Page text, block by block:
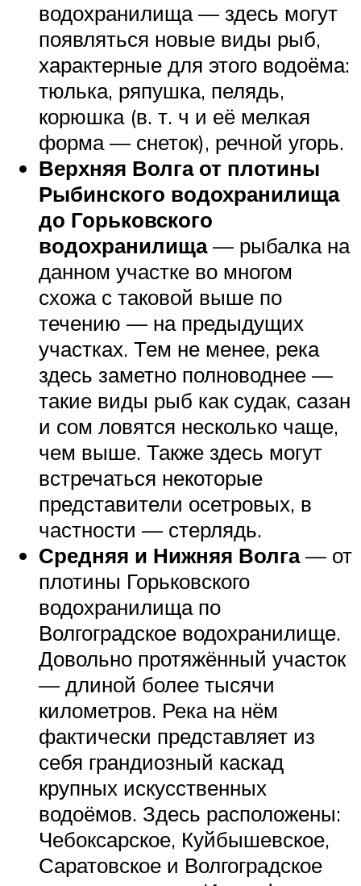
водохранилища — здесь могут
появляться новые виды рыб,
характерные для этого водоёма:
тюлька, ряпушка, пелядь,
корюшка (в. т. ч и её мелкая
форма — снеток), речной угорь.
Верхняя Волга от плотины
Рыбинского водохранилища
до Горьковского
водохранилища— рыбалка на
данном участке во многом
схожа с таковой выше по
течению — на предыдущих
участках. Тем не менее, река
здесь заметно полноводнее —
такие виды рыб как судак, сазан
и сом ловятся несколько чаще,
чем выше. Также здесь могут
встречаться некоторые
представители осетровых, в
частности — стерлядь.
Средняя и Нижняя Волга— от
плотины Горьковского
водохранилища по
Волгоградское водохранилище.
Довольно протяжённый участок
— длиной более тысячи
километров. Река на нём
фактически представляет из
себя грандиозный каскад
крупных искусственных
водоёмов. Здесь расположены:
Чебоксарское, Куйбышевское,
Саратовское и Волгоградское